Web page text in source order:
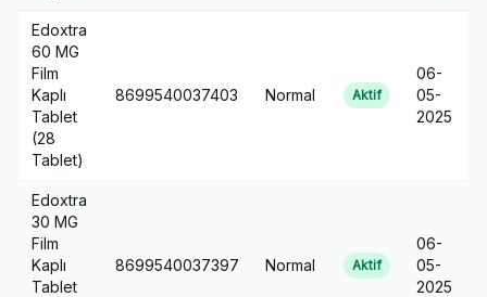
Edoxtra
60 MG
Film
Kaplı
Tablet
(28
Tablet)
8699540037403 Normal Aktif
06-
05-
2025
Edoxtra
30 MG
Film
Kaplı
Tablet
8699540037397 Normal Aktif
06-
05-
2025